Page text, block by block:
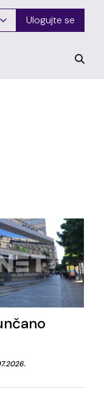
Ulogujte se